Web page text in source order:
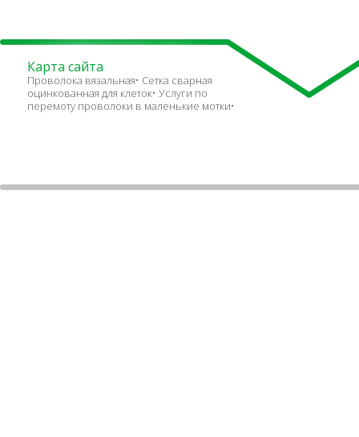
Карта сайта
Проволока вязальная Сетка сварная
оцинкованная для клеток Услуги по
перемоту проволоки в маленькие мотки